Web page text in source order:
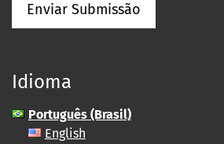
Enviar Submissão
Idioma
Português (Brasil)
English